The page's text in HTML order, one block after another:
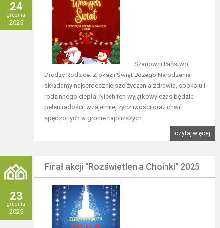
24
grudnia
2025
Szanowni Państwo,
Drodzy Rodzice. Z okazji Świąt Bożego Narodzenia
składamy najserdeczniejsze życzenia zdrowia, spokoju i
rodzinnego ciepła. Niech ten wyjątkowy czas będzie
pełen radości, wzajemnej życzliwości oraz chwil
spędzonych w gronie najbliższych.
czytaj więcej
23
grudnia
2025
Finał akcji "Rozświetlenia Choinki" 2025